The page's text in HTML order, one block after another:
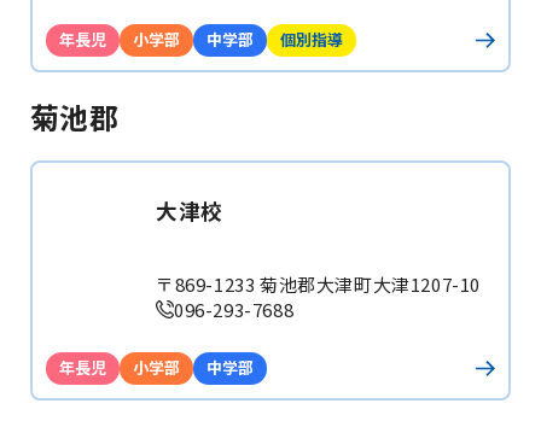
年長児 小学部 中学部 個別指導
菊池郡
大津校
〒869-1233 菊池郡大津町大津1207-10
096-293-7688
年長児 小学部 中学部